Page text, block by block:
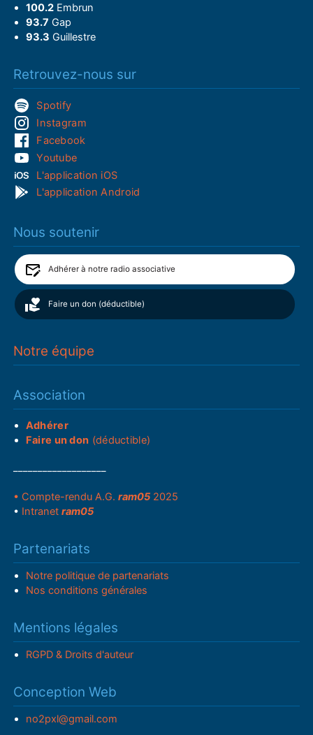
100.2Embrun
93.7 Gap
93.3 Guillestre
Retrouvez-nous sur
Spotify
Instagram
Facebook
Youtube
L'application iOS
L'application Android
Nous soutenir
Adhérer à notre radio associative
Faire un don (déductible)
Notre équipe
Association
Adhérer
Faire un don (déductible)
• Compte-rendu A.G.ram05 2025
• Intranetram05
Partenariats
Notre politique de partenariats
Nos conditions générales
Mentions légales
RGPD & Droits d'auteur
Conception Web
no2pxl@gmail.com